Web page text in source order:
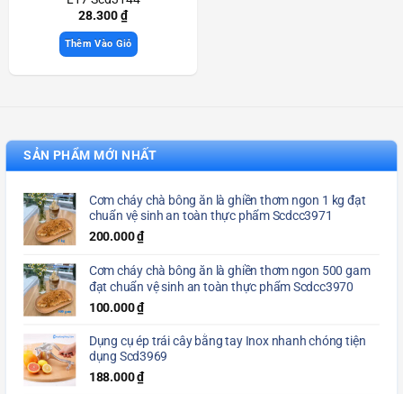
28.300₫
Thêm Vào Giỏ
SẢN PHẨM MỚI NHẤT
Cơm cháy chà bông ăn là ghiền thơm ngon 1 kg đạt
chuẩn vệ sinh an toàn thực phẩm Scdcc3971
200.000₫
Cơm cháy chà bông ăn là ghiền thơm ngon 500 gam
đạt chuẩn vệ sinh an toàn thực phẩm Scdcc3970
100.000₫
Dụng cụ ép trái cây bằng tay Inox nhanh chóng tiện
dụng Scd3969
188.000₫